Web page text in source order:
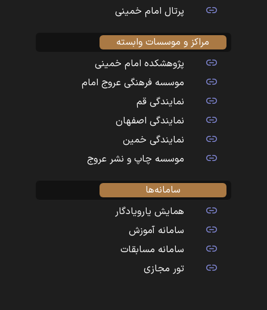
پرتال امام خمینی
مراکز و موسسات وابسته
پژوهشکده امام خمینی
موسسه فرهنگی عروج امام
نمایندگی قم
نمایندگی اصفهان
نمایندگی خمین
موسسه چاپ و نشر عروج
سامانه‌ها
همایش یارویادگار
سامانه آموزش
سامانه مسابقات
تور مجازی